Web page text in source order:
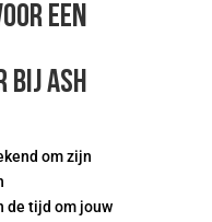
een
bij ASH
om zijn
de tijd om jouw